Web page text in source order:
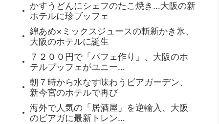
かすうどんにシェフのたこ焼き…大阪の新
ホテルに珍ブッフェ
綿あめ×ミックスジュースの斬新かき氷、
大阪のホテルに誕生
７２００円で「パフェ作り」、大阪のホ
テルブッフェがユニー…
朝７時から水なす味わうビアガーデン、
新今宮のホテルで再び
海外で人気の「居酒屋」を逆輸入、大阪
のビアガに最新トレン…